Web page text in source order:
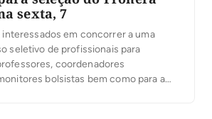
sexta, 7
em concorrer a uma
seletivo de profissionais para
coordenadores
bolsistas bem como para a